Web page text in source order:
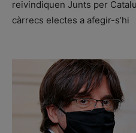
reivindiquen Junts per
càrrecs electes a afegir-s’hi